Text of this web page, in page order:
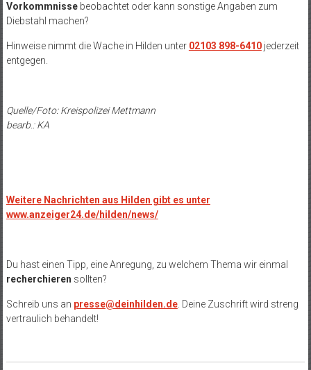
Vorkommnissebeobachtet oder kann sonstige Angaben zum
Diebstahl machen?
Hinweise nimmt die Wache in Hilden unter 02103 898-6410jederzeit
entgegen.
Quelle/Foto: Kreispolizei Mettmann
bearb.: KA
Weitere Nachrichten aus Hilden gibt es unter
www.anzeiger24.de/hilden/news/
Du hast einen Tipp, eine Anregung, zu welchem Thema wir einmal
recherchieren sollten?
Schreib uns an presse@deinhilden.de. Deine Zuschrift wird streng
vertraulich behandelt!